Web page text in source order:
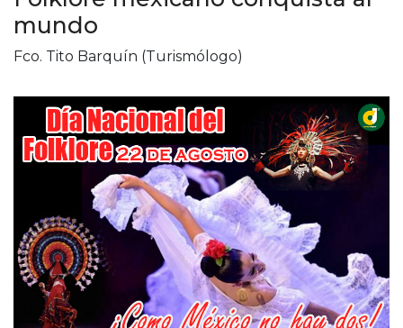
mundo
Fco. Tito Barquín (Turismólogo)